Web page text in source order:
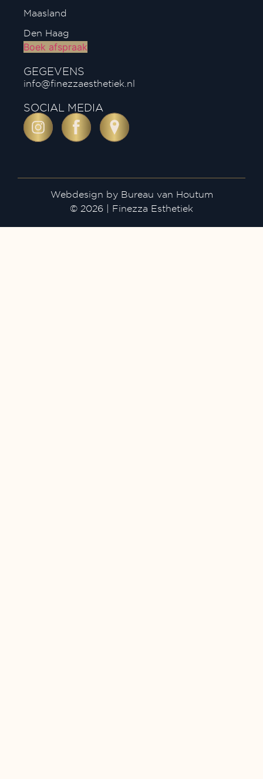
Maasland
Den Haag
Boek afspraak
GEGEVENS
info@finezzaesthetiek.nl
SOCIAL MEDIA
Webdesign by Bureau van Houtum
© 2026 | Finezza Esthetiek